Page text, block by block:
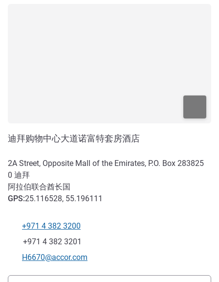
迪拜购物中心大道诺富特套房酒店
2A Street, Opposite Mall of the Emirates, P.O. Box 283825
0 迪拜
阿拉伯联合酋长国
GPS:25.116528, 55.196111
电话
+971 4 382 3200
传真
+971 4 382 3201
联系电子邮件
H6670@accor.com